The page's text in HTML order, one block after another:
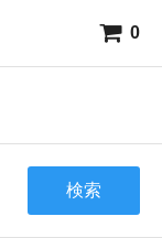
0
検索